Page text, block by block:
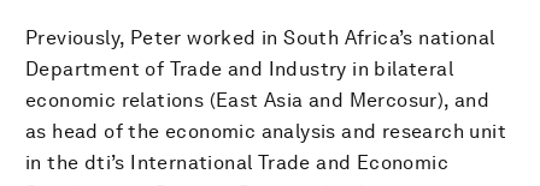
Previously, Peter worked in South Africa’s national
Department of Trade and Industry in bilateral
economic relations (East Asia and Mercosur), and
as head of the economic analysis and research unit
in the dti’s International Trade and Economic